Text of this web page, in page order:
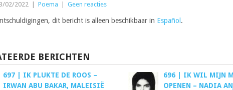
02/2022 Poema Geen reacties
dit bericht is alleen beschikbaar in Español .
BERICHTEN
697 | IK PLUKTE DE ROOS –
IRWAN ABU BAKAR, MALEISIË
696 | IK WIL MIJN
OPENEN – NADIA